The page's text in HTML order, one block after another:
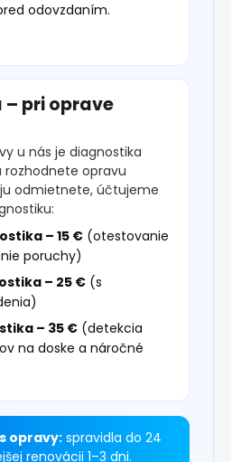
odovzdaním.
pri oprave
u nás je diagnostika
rozhodnete opravu
odmietnete, účtujeme
– 15 € (otestovanie
poruchy)
– 25 € (s
– 35 € (detekcia
na doske a náročné
opravy: spravidla do 24
renovácii 1–3 dni.